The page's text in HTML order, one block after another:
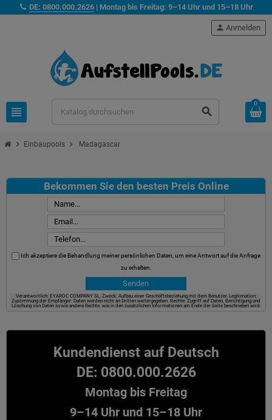
DE: 0800.000.2626| Montag bis Freitag: 9–14 Uhr und 15–18 Uhr
view_headline search
person Anmelden
0
chevron_right Einbaupools chevron_right Madagascar
Bekommen Sie den besten Preis Online
Ich akzeptiere die Behandlung meiner persönlichen Daten, um eine Antwort auf die Anfrage
zu erhalten.
Verantwortlich: EYAROC COMPANY SL, Zweck: Aufbau einer Geschäftsbeziehung mit dem Benutzer. Legitimation:
Zustimmung der Empfänger: Daten werden nicht an Dritten weitergegeben. Rechte: Zugriff auf Daten, Berichtigung und
Löschung von Daten sowie andere Rechte, wie in den zusätzlichen Informationen am Ende der Seite beschrieben wird.
Kundendienst auf Deutsch
DE: 0800.000.2626
Montag bis Freitag
9–14 Uhr und 15–18 Uhr